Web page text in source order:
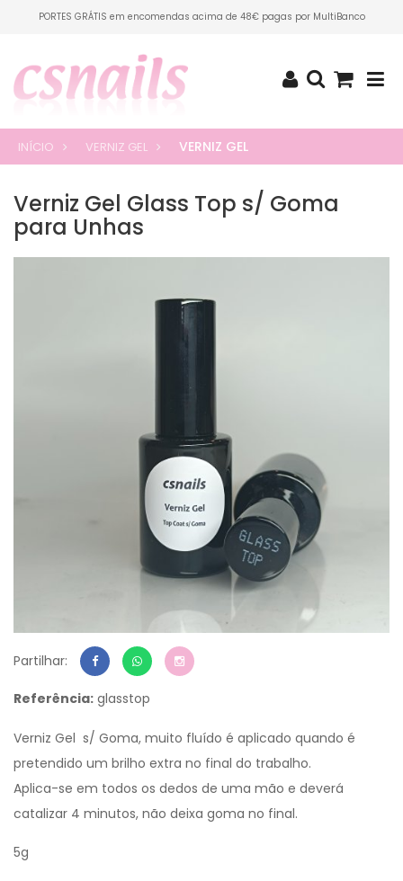
PORTES GRÁTIS em encomendas acima de 48€ pagas por MultiBanco
INÍCIO VERNIZ GEL VERNIZ GEL
Verniz Gel Glass Top s/ Goma
para Unhas
Partilhar:
Referência: glasstop
Verniz Gel s/ Goma, muito fluído é aplicado quando é
pretendido um brilho extra no final do trabalho.
Aplica-se em todos os dedos de uma mão e deverá
catalizar 4 minutos, não deixa goma no final.
5g